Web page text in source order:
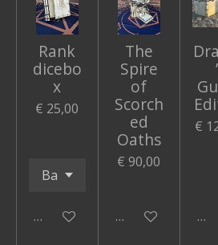
Rank
dicebo
x
€ 25,00
In winkelwagen
The
Spire
of
Scorch
ed
Oaths
€ 90,00
In winkelwagen
€
In